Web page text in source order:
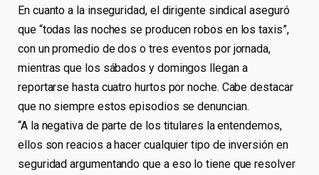
En cuanto a la inseguridad, el dirigente sindical aseguró
que “todas las noches se producen robos en los taxis”,
con un promedio de dos o tres eventos por jornada,
mientras que los sábados y domingos llegan a
reportarse hasta cuatro hurtos por noche. Cabe destacar
que no siempre estos episodios se denuncian.
“A la negativa de parte de los titulares la entendemos,
ellos son reacios a hacer cualquier tipo de inversión en
seguridad argumentando que a eso lo tiene que resolver